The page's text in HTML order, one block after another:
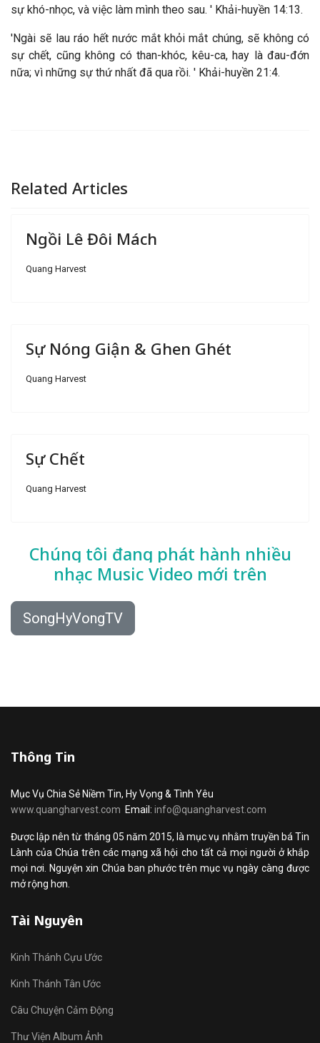
sự khó-nhọc, và việc làm mình theo sau. ' Khải-huyền 14:13.
'Ngài sẽ lau ráo hết nước mắt khỏi mắt chúng, sẽ không có
sự chết, cũng không có than-khóc, kêu-ca, hay là đau-đớn
nữa; vì những sự thứ nhất đã qua rồi. ' Khải-huyền 21:4.
Related Articles
Ngồi Lê Đôi Mách
Quang Harvest
Sự Nóng Giận & Ghen Ghét
Quang Harvest
Sự Chết
Quang Harvest
Chúng tôi đang phát hành nhiều
nhạc Music Video mới trên
SongHyVongTV
Thông Tin
Mục Vụ Chia Sẻ Niềm Tin, Hy Vọng & Tình Yêu
www.quangharvest.com Email: info@quangharvest.com
Được lập nên từ tháng 05 năm 2015, là mục vụ nhằm truyền bá Tin
Lành của Chúa trên các mạng xã hội cho tất cả mọi người ở khắp
mọi nơi. Nguyện xin Chúa ban phước trên mục vụ ngày càng được
mở rộng hơn.
Tài Nguyên
Kinh Thánh Cựu Ước
Kinh Thánh Tân Ước
Câu Chuyện Cảm Động
Thư Viện Album Ảnh